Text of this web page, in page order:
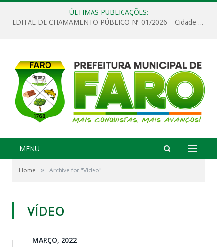
ÚLTIMAS PUBLICAÇÕES:
EDITAL DE CHAMAMENTO PÚBLICO Nº 01/2026 – Cidade de Faro
MENU
Home » Archive for "Vídeo"
VÍDEO
MARÇO, 2022